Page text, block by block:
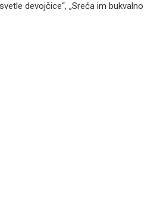
devojčice“, „Sreća im bukvalno